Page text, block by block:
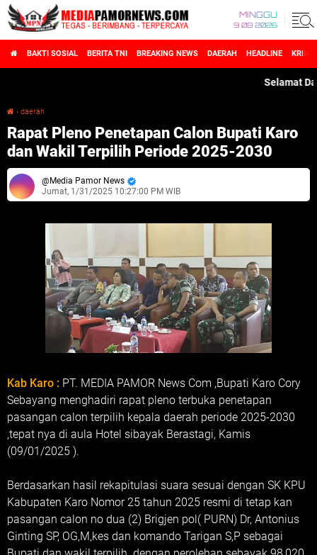
MINGGU
9 08 2026
BAKTI SOSIAL BERITA TNI BREAKING NEWS DAERAH HEADLINE
Selamat
› daerah
Rapat Pleno Penetapan Calon Bupati Karo
dan Wakil Terpilih Periode 2025-2030
Media Pamor News
Jumat, 1/31/2025 10:27:00 PM WIB
Kab Karo : PT. MEDIA PAMOR News Com ,Bupati Karo Cory
Sebayang menghadiri rapat pleno terbuka penetapan
pasangan calon terpilih kepala daerah periode 2025-2030
,tepat nya di aula Hotel sibayak Berastagi, Kamis
(09/01/2025 ).
Berdasarkan hasil rekapitulasi suara sesuai dengan SK KPU
Kabupaten Karo Nomor 25 tahun 2025 resmi di tetap kan
pasangan calon no dua (2) Brigjen pol( PURN) Dr, Antonius
Ginting SP, OG,M,kes dan komando Tarigan S,P sebagai